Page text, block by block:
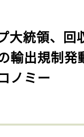
大統領、回
輸出規制発
ノミー